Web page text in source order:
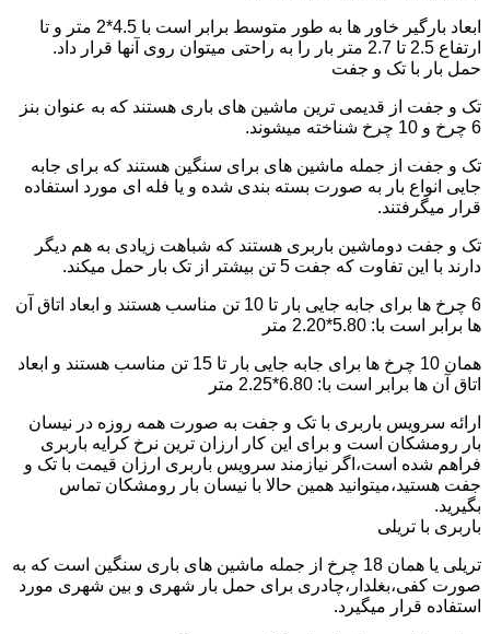
ابعاد بارگیر خاور ها به طور متوسط برابر است با 4.5*2 متر و تا
ارتفاع 2.5 تا 2.7 متر بار را به راحتی میتوان روی آنها قرار داد.
حمل بار با تک و جفت
تک و جفت از قدیمی ترین ماشین های باری هستند که به عنوان بنز
6 چرخ و 10 چرخ شناخته میشوند.
تک و جفت از جمله ماشین های برای سنگین هستند که برای جابه
جایی انواع بار به صورت بسته بندی شده و یا فله ای مورد استفاده
قرار میگرفتند.
تک و جفت دوماشین باربری هستند که شباهت زیادی به هم دیگر
دارند با این تفاوت که جفت 5 تن بیشتر از تک بار حمل میکند.
6 چرخ ها برای جابه جایی بار تا 10 تن مناسب هستند و ابعاد اتاق آن
ها برابر است با: 5.80*2.20 متر
همان 10 چرخ ها برای جابه جایی بار تا 15 تن مناسب هستند و ابعاد
اتاق آن ها برابر است با: 6.80*2.25 متر
ارائه سرویس باربری با تک و جفت به صورت همه روزه در نیسان
بار رومشکان است و برای این کار ارزان ترین نرخ کرایه باربری
فراهم شده است،اگر نیازمند سرویس باربری ارزان قیمت با تک و
جفت هستید،میتوانید همین حالا با نیسان بار رومشکان تماس
بگیرید.
باربری با تریلی
تریلی یا همان 18 چرخ از جمله ماشین های باری سنگین است که به
صورت کفی،بغلدار،چادری برای حمل بار شهری و بین شهری مورد
استفاده قرار میگیرد.